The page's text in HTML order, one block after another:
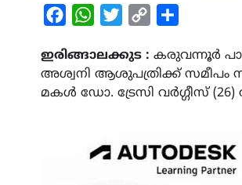
FacebookWhatsAppTwitterCopy
ഇരിങ്ങാലക്കുട : കരുവന്നൂര്‍
അശ്വനി ആശുപത്രിക്ക് സമീപം
മകള്‍ ഡോ. ട്രേസി വര്‍ഗ്ഗീസ്